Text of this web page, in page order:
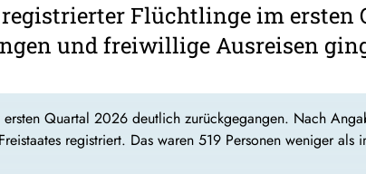
Flüchtlinge im ersten
und freiwillige Ausreisen
Quartal 2026 deutlich zurückgegangen. Nach
registriert. Das waren 519 Personen weniger als